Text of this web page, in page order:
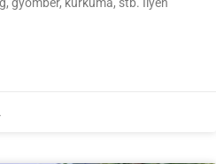
gyömbér, kurkuma, stb. Ilyen